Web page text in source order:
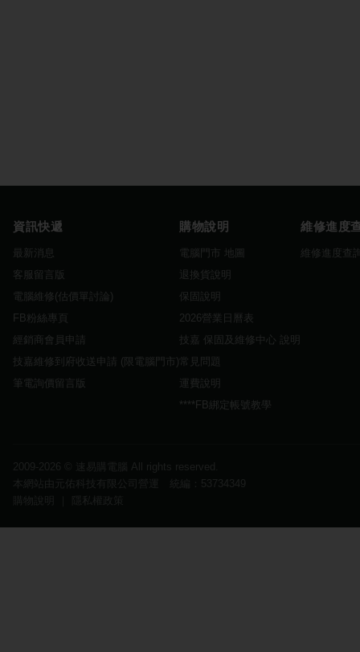
資訊快遞
最新消息
客服留言版
電腦維修(估價單討論)
FB粉絲專頁
經銷商會員申請
技嘉維修到府收送申請 (限電腦門市)
筆電詢價留言版
購物說明
電腦門市 地圖
退換貨說明
保固說明
2026營業日曆表
技嘉 保固及維修中心 說明
常見問題
運費說明
****FB綁定帳號教學
維修進度
維修進度查